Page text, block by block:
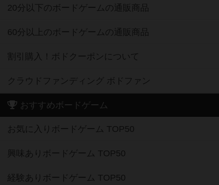
20分以下のボードゲームの通販商品
60分以上のボードゲームの通販商品
割引購入！ボドクーポンについて
クラウドファンディング ボドファン
おすすめボードゲーム
お気に入りボードゲーム TOP50
興味ありボードゲーム TOP50
経験ありボードゲーム TOP50